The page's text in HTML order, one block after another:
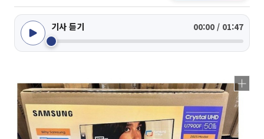
기사 듣기 00:00 / 01:47